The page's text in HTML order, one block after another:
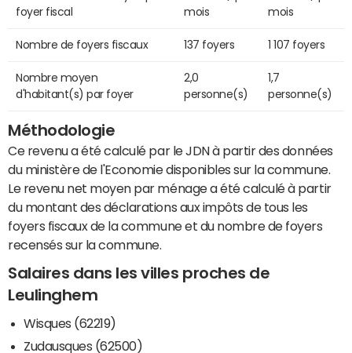
foyer fiscal
mois
mois
Nombre de foyers fiscaux 137 foyers 1 107 foyers
Nombre moyen
d'habitant(s) par foyer
2,0
personne(s)
1,7
personne(s)
Méthodologie
Ce revenu a été calculé par le JDN à partir des données
du ministère de l'Economie disponibles sur la commune.
Le revenu net moyen par ménage a été calculé à partir
du montant des déclarations aux impôts de tous les
foyers fiscaux de la commune et du nombre de foyers
recensés sur la commune.
Salaires dans les villes proches de
Leulinghem
Wisques (62219)
Zudausques (62500)